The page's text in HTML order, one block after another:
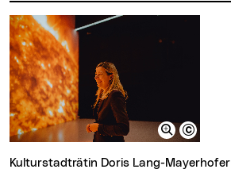
Kulturstadträtin Doris Lang-Mayerhofer ist begeistert, dass